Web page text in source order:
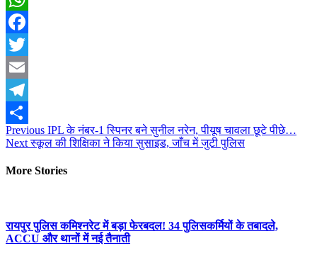
WhatsApp
Facebook
Twitter
Email
Telegram
Share
Post
navigation
Previous IPL के नंबर-1 स्पिनर बने सुनील नरेन, पीयूष चावला छूटे पीछे…
Nextस्कूल की शिक्षिका ने किया सुसाइड, जाँच में जुटी पुलिस
More Stories
रायपुर पुलिस कमिश्नरेट में बड़ा फेरबदल! 34 पुलिसकर्मियों के तबादले,
ACCU और थानों में नई तैनाती